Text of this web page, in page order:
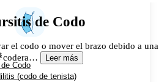
Codo
(codo de tenista)
de Codo
el codo o mover el brazo debido a una
codera…
Leer más